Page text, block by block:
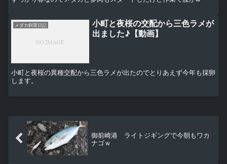
メダカ飼育日記
小町と夜桜の交配から三色ラメが
出ました♪【動画】
小町と夜桜の異種交配から三色ラメが出たのでとりあえず今年も採卵
します。
御前崎港 ライトジギングで今朝もワカ
ナゴｗ